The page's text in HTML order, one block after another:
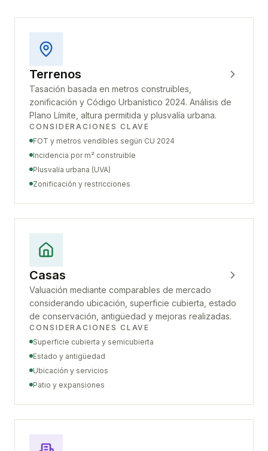
Terrenos
Tasación basada en metros construibles,
zonificación y Código Urbanístico 2024. Análisis de
Plano Límite, altura permitida y plusvalía urbana.
CONSIDERACIONES CLAVE
FOT y metros vendibles según CU 2024
Incidencia por m² construible
Plusvalía urbana (UVA)
Zonificación y restricciones
Casas
Valuación mediante comparables de mercado
considerando ubicación, superficie cubierta, estado
de conservación, antigüedad y mejoras realizadas.
CONSIDERACIONES CLAVE
Superficie cubierta y semicubierta
Estado y antigüedad
Ubicación y servicios
Patio y expansiones